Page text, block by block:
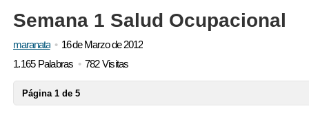
Registrarse
Iniciar sesión
Semana 1 Salud Ocupacional
maranata
16 de Marzo de 2012
1.165 Palabras
782 Visitas
Página 1 de 5